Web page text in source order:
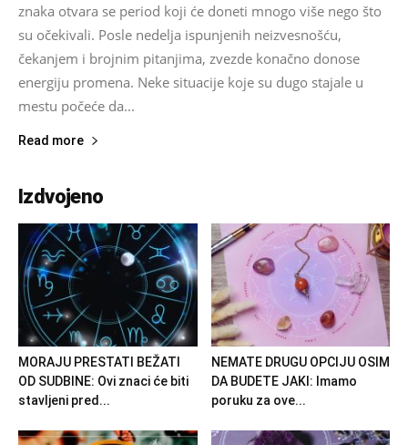
znaka otvara se period koji će doneti mnogo više nego što
su očekivali. Posle nedelja ispunjenih neizvesnošću,
čekanjem i brojnim pitanjima, zvezde konačno donose
energiju promena. Neke situacije koje su dugo stajale u
mestu počeće da...
Read more
Izdvojeno
MORAJU PRESTATI BEŽATI
OD SUDBINE: Ovi znaci će biti
stavljeni pred...
NEMATE DRUGU OPCIJU OSIM
DA BUDETE JAKI: Imamo
poruku za ove...